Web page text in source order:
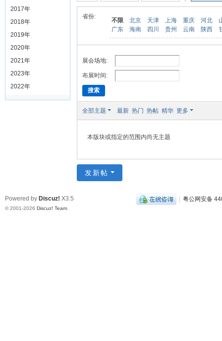
2017年
2018年
2019年
2020年
2021年
2023年
2022年
省份:
不限 北京 天津 上海 重庆 河北
广东
海南 四川 贵州 云南 陕西
展会场地:
布展时间:
搜索
全部主题 最新 热门 热帖 精华 更多
本版块或指定的范围内尚无主题
发新帖
| 粤公网安备
Powered by Discuz! X3.5
© 2001-2026 Discuz! Team